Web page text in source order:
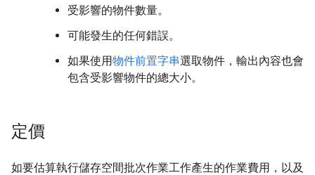
受影響的物件數量。
可能發生的任何錯誤。
如果使用物件前置字串選取物件，輸出內容也會
包含受影響物件的總大小。
定價
如要估算執行儲存空間批次作業工作產生的作業費用，以及